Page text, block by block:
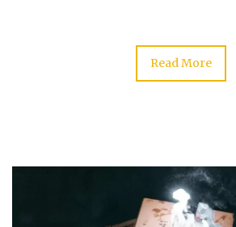
Read More